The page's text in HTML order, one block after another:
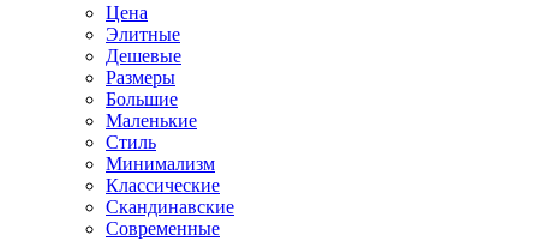
Цена
Элитные
Дешевые
Размеры
Большие
Маленькие
Стиль
Минимализм
Классические
Скандинавские
Современные